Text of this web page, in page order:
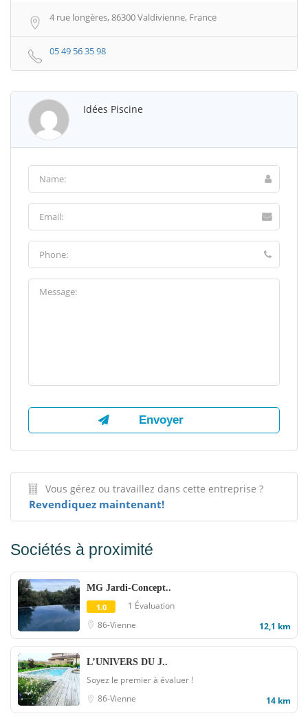
4 rue longères, 86300 Valdivienne, France
05 49 56 35 98
Idées Piscine
Vous gérez ou travaillez dans cette entreprise ?
Revendiquez maintenant!
Sociétés à proximité
MG Jardi-Concept..
1.0
1 Évaluation
86-Vienne
12,1 km
L’UNIVERS DU J..
Soyez le premier à évaluer !
86-Vienne
14 km